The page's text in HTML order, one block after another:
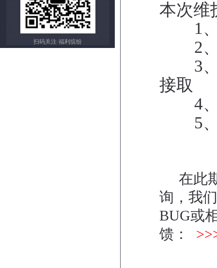
扫码关注·福利缤纷
本次维
1
2
3
接取
4
5
在此期
询，我
BUG或
馈：